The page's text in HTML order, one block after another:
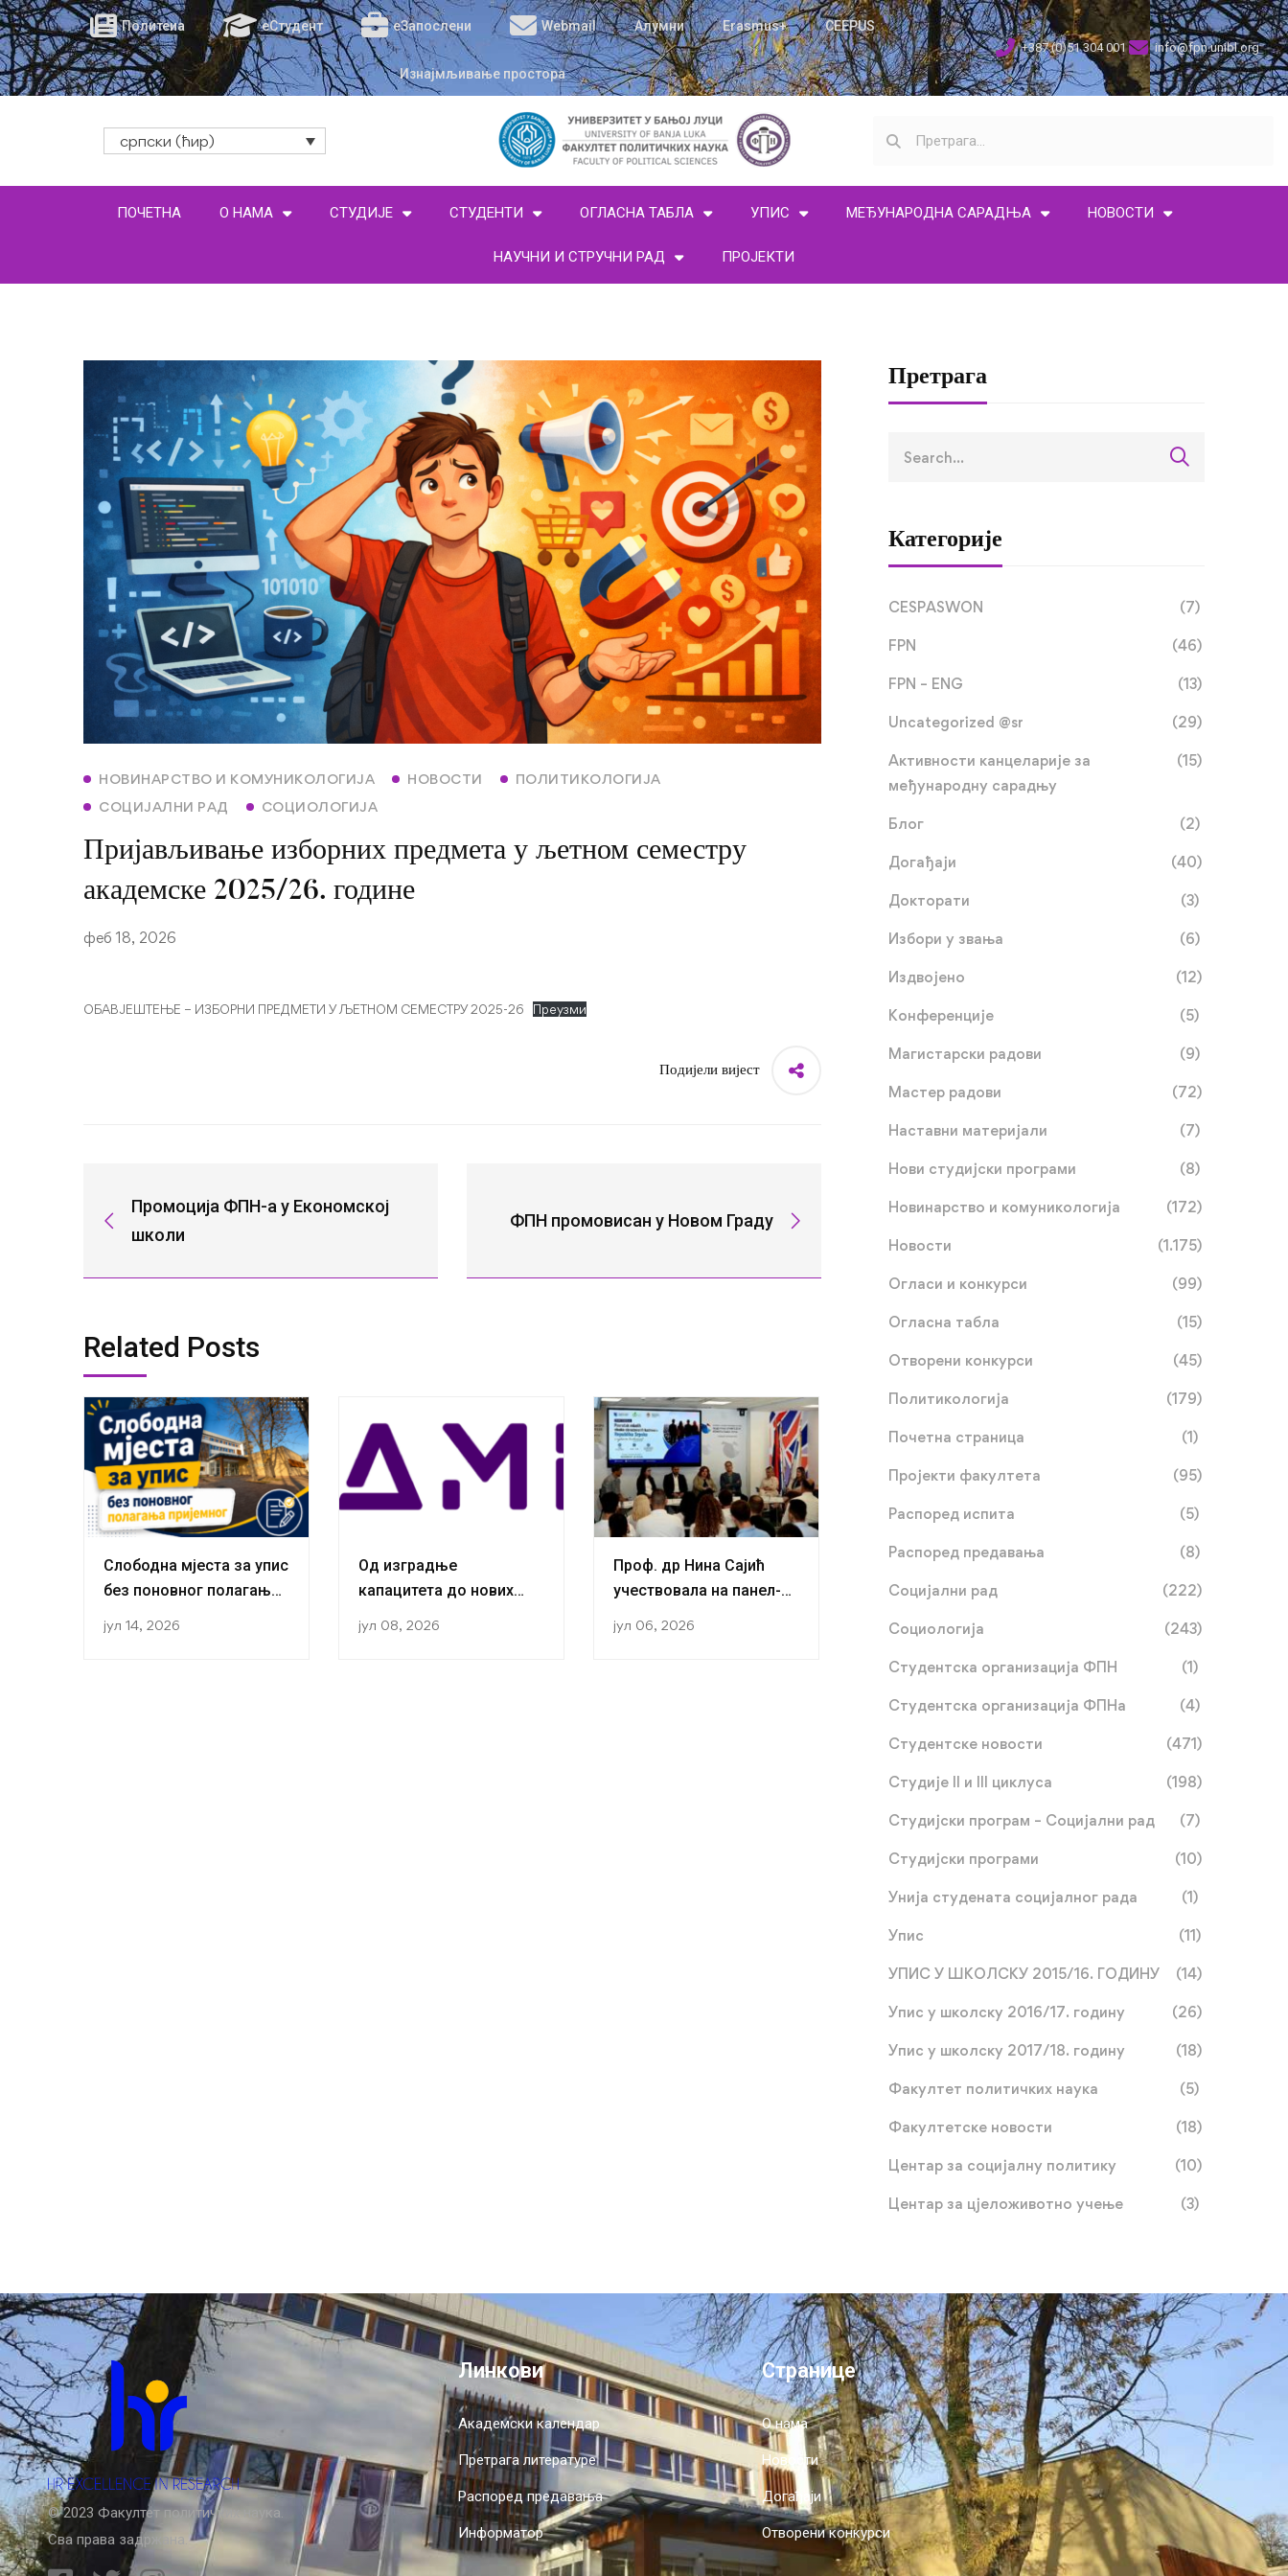
Политеиа еСтудент еЗапослени Webmail Алумни Erasmus+ CEEPUS
Изнајмљивање простора
+387 (0)51 304 001 info@fpn.unibl.org
српски (ћир)
ПОЧЕТНА О НАМА СТУДИЈЕ СТУДЕНТИ ОГЛАСНА ТАБЛА УПИС МЕЂУНАРОДНА САРАДЊА НОВОСТИ
НАУЧНИ И СТРУЧНИ РАД ПРОЈЕКТИ
НОВИНАРСТВО И КОМУНИКОЛОГИЈА НОВОСТИ
ПОЛИТИКОЛОГИЈА
СОЦИЈАЛНИ РАД
СОЦИОЛОГИЈА
Пријављивање изборних предмета у љетном семестру
академске 2025/26. године
феб 18, 2026
ОБАВЈЕШТЕЊЕ – ИЗБОРНИ ПРЕДМЕТИ У ЉЕТНОМ СЕМЕСТРУ 2025-26 Преузми
Подијели вијест
Промоција ФПН-а у Економској
школи
ФПН промовисан у Новом Граду
Related Posts
Слободна мјеста за упис
без поновног полагања
јул 14, 2026
Од изградње
капацитета до нових
јул 08, 2026
Проф. др Нина Сајић
учествовала на панел-
јул 06, 2026
Упис без поновног
полагања пријемног
јул 03, 2026 јул 02, 2026
Претрага
Категорије
CESPASWON (7)
FPN (46)
FPN – ENG (13)
Uncategorized @sr (29)
Активности канцеларије за
међународну сарадњу
(15)
Блог (2)
Догађаји (40)
Докторати (3)
Избори у звања (6)
Издвојено (12)
Конференције (5)
Магистарски радови (9)
Мастер радови (72)
Наставни материјали (7)
Нови студијски програми (8)
Новинарство и комуникологија (172)
Новости (1.175)
Огласи и конкурси (99)
Огласна табла (15)
Отворени конкурси (45)
Политикологија (179)
Почетна страница (1)
Пројекти факултета (95)
Распоред испита (5)
Распоред предавања (8)
Социјални рад (222)
Социологија (243)
Студентска организација ФПН (1)
Студентска организација ФПНа (4)
Студентске новости (471)
Студије II и III циклуса (198)
Студијски програм – Социјални рад (7)
Студијски програми (10)
Унија студената социјалног рада (1)
Упис (11)
УПИС У ШКОЛСКУ 2015/16. ГОДИНУ (14)
Упис у школску 2016/17. годину (26)
Упис у школску 2017/18. годину (18)
Факултет политичких наука (5)
Факултетске новости (18)
Центар за социјалну политику (10)
Центар за цјеложивотно учење (3)
© 2023 Факултет политичких наука.
Сва права задржана.
Линкови
Академски календар
Претрага литературе
Распоред предавања
Информатор
Странице
О нама
Новости
Догађаји
Отворени конкурси